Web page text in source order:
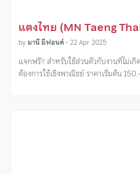
แตงไทย (MN Taeng
byมานี มีฟอนต์ • 22 Apr 2025
แจกฟรี!! สำหรับใช้ส่วนตัวกับงานที่ไม่เกิ
ต้องการใช้เชิงพาณิชย์ ราคาเริ่มต้น 150.-